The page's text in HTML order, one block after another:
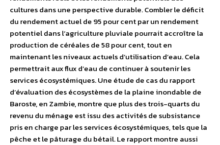
cultures dans une perspective durable. Combler le déficit
du rendement actuel de 95 pour cent par un rendement
potentiel dans l’agriculture pluviale pourrait accroître la
production de céréales de 58 pour cent, tout en
maintenant les niveaux actuels d’utilisation d’eau. Cela
permettrait aux flux d’eau de continuer à soutenir les
services écosystémiques. Une étude de cas du rapport
d’évaluation des écosystèmes de la plaine inondable de
Baroste, en Zambie, montre que plus des trois-quarts du
revenu du ménage est issu des activités de subsistance
pris en charge par les services écosystémiques, tels que la
pêche et le pâturage du bétail. Le rapport montre aussi